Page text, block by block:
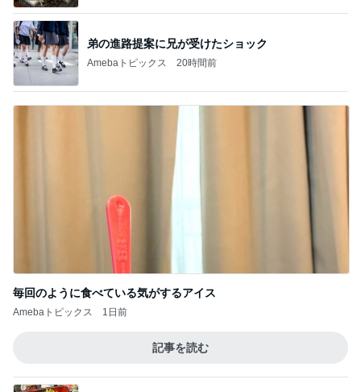
弟の進路提案に兄が受けたショック
Amebaトピックス 20時間前
毎回のように食べている気がするアイス
Amebaトピックス 1日前
記事を読む